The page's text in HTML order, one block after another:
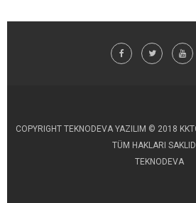
COPYRIGHT TEKNODEVA YAZILIM © 2018
TÜM HAKLARI
TEKNODEVA